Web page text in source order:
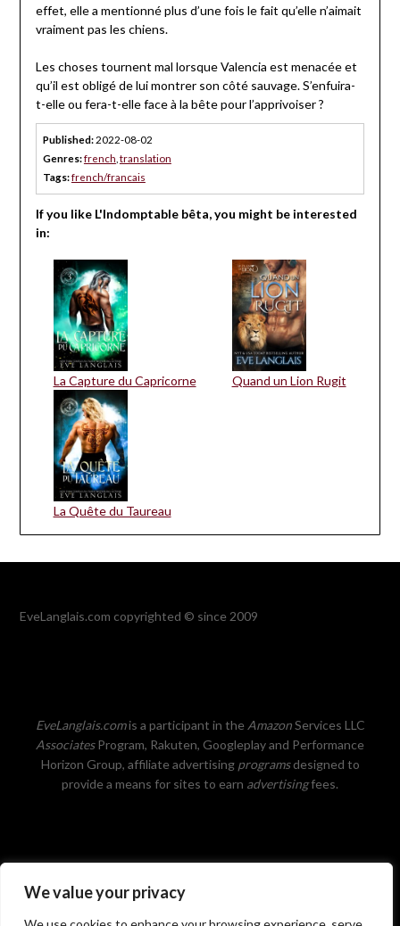
We value your privacy
effet, elle a mentionné plus d’une fois le fait qu’elle n’aimait
vraiment pas les chiens.
Les choses tournent mal lorsque Valencia est menacée et
qu’il est obligé de lui montrer son côté sauvage. S’enfuira-
t-elle ou fera-t-elle face à la bête pour l’apprivoiser ?
Published: 2022-08-02
Genres:french translation
Tags:french/francais
If you like L'Indomptable bêta, you might be interested
in:
La Capture du Capricorne Quand un Lion Rugit
La Quête du Taureau
EveLanglais.com copyrighted © since 2009
EveLanglais.comis a participant in the AmazonServices LLC
AssociatesProgram, Rakuten, Googleplay and Performance
Horizon Group, affiliate advertising programsdesigned to
provide a means for sites to earn advertisingfees.